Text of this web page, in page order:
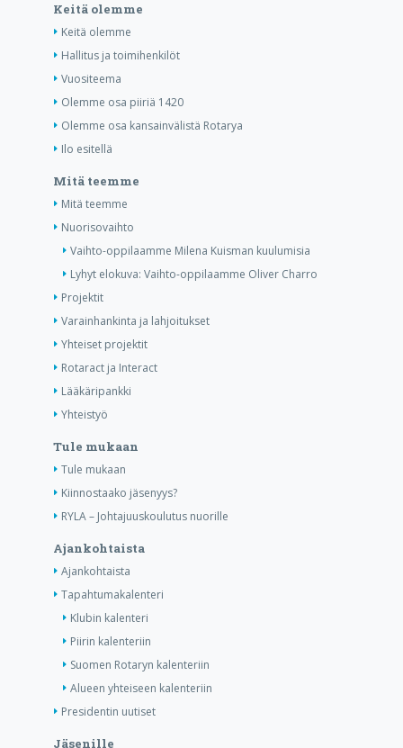
Keitä olemme
Keitä olemme
Hallitus ja toimihenkilöt
Vuositeema
Olemme osa piiriä 1420
Olemme osa kansainvälistä Rotarya
Ilo esitellä
Mitä teemme
Mitä teemme
Nuorisovaihto
Vaihto-oppilaamme Milena Kuisman kuulumisia
Lyhyt elokuva: Vaihto-oppilaamme Oliver Charro
Projektit
Varainhankinta ja lahjoitukset
Yhteiset projektit
Rotaract ja Interact
Lääkäripankki
Yhteistyö
Tule mukaan
Tule mukaan
Kiinnostaako jäsenyys?
RYLA – Johtajuuskoulutus nuorille
Ajankohtaista
Ajankohtaista
Tapahtumakalenteri
Klubin kalenteri
Piirin kalenteriin
Suomen Rotaryn kalenteriin
Alueen yhteiseen kalenteriin
Presidentin uutiset
Jäsenille